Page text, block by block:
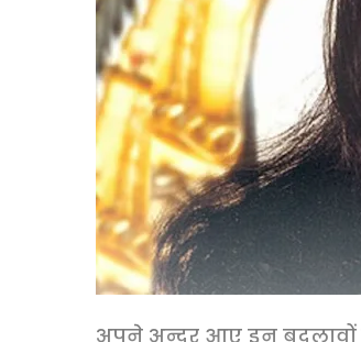
अपने अन्दर आए इन बदलावों